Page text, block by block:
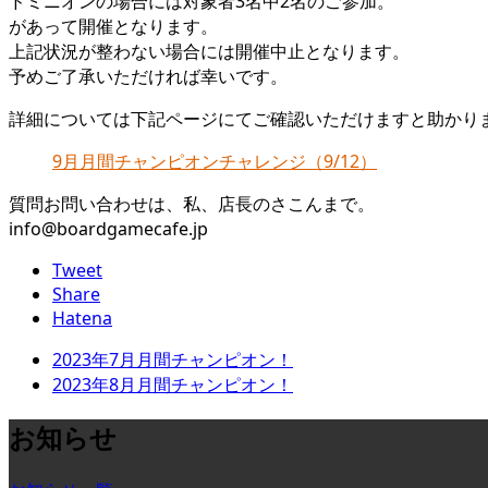
があって開催となります。
上記状況が整わない場合には開催中止となります。
予めご了承いただければ幸いです。
詳細については下記ページにてご確認いただけますと助かり
9月月間チャンピオンチャレンジ（9/12）
質問お問い合わせは、私、店長のさこんまで。
info@boardgamecafe.jp
Tweet
Share
Hatena
2023年7月月間チャンピオン！
2023年8月月間チャンピオン！
お知らせ